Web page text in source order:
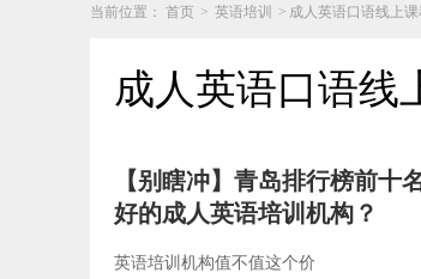
当前位置： 首页 > 英语培训 > 成人英语口语线上
成人英语口语线
【别瞎冲】青岛排行榜前
好的成人英语培训机构？
英语培训机构值不值这个价